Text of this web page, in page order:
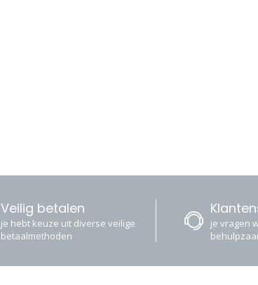
Veilig betalen
je hebt keuze uit diverse veilige
betaalmethoden
je vragen